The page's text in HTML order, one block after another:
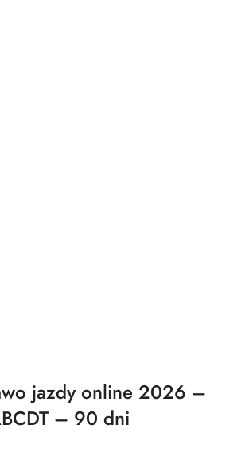
jazdy online 2026 –
– 90 dni